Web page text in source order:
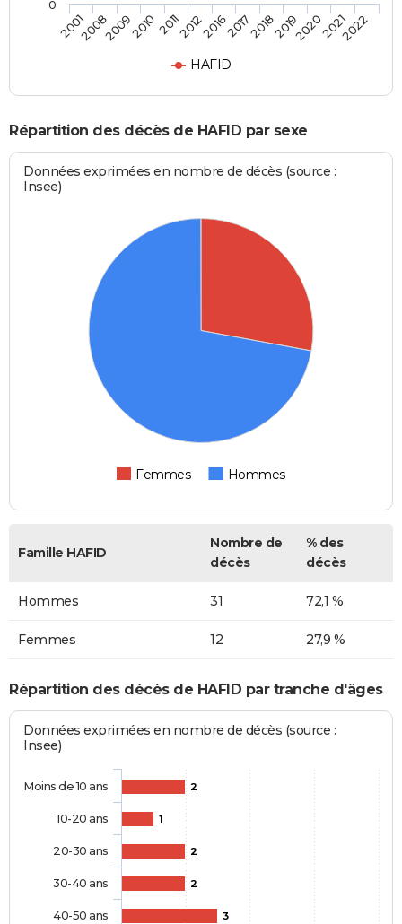
HAFID
2001200820092010 201120122016201720182019202020212022
0
Répartition des décès de HAFID par sexe
Données exprimées en nombre de décès (source :
Insee)
Femmes Hommes
Famille HAFID
Nombre de
décès
% des
décès
Hommes 31 72,1 %
Femmes 12 27,9 %
Répartition des décès de HAFID par tranche d'âges
Données exprimées en nombre de décès (source :
Insee)
2
1
2
2
3
Moins de 10 ans
10-20 ans
20-30 ans
30-40 ans
40-50 ans